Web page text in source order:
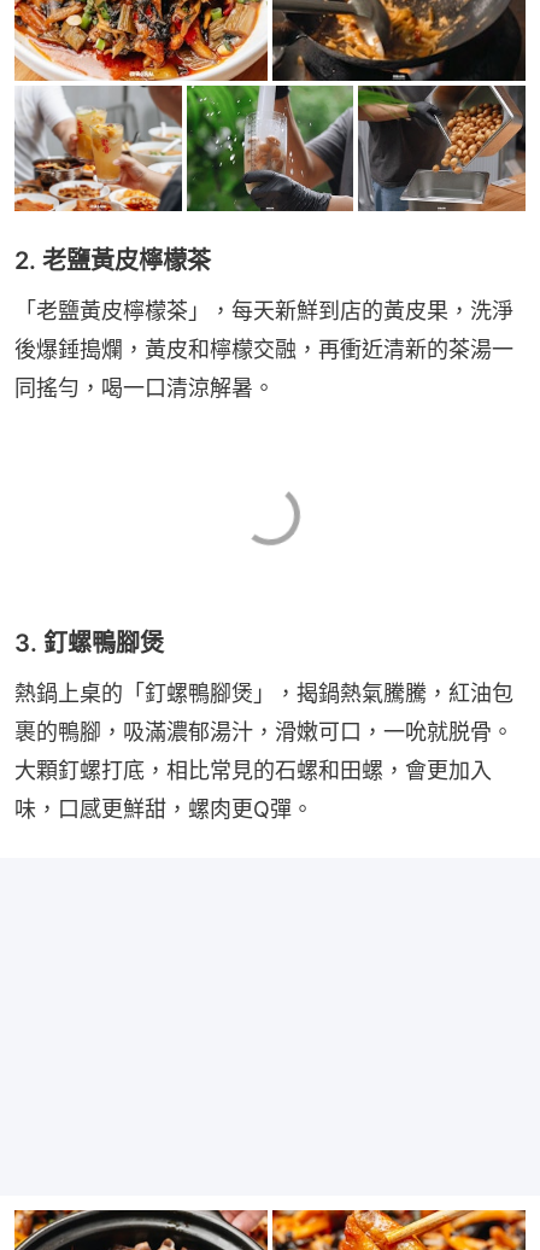
2. 老鹽黃皮檸檬茶
「老鹽黃皮檸檬茶」，每天新鮮到店的黃皮果，洗淨
後爆錘搗爛，黃皮和檸檬交融，再衝近清新的茶湯一
同搖勻，喝一口清涼解暑。
3. 釘螺鴨腳煲
熱鍋上桌的「釘螺鴨腳煲」，揭鍋熱氣騰騰，紅油包
裹的鴨腳，吸滿濃郁湯汁，滑嫩可口，一吮就脱骨。
大顆釘螺打底，相比常見的石螺和田螺，會更加入
味，口感更鮮甜，螺肉更Q彈。